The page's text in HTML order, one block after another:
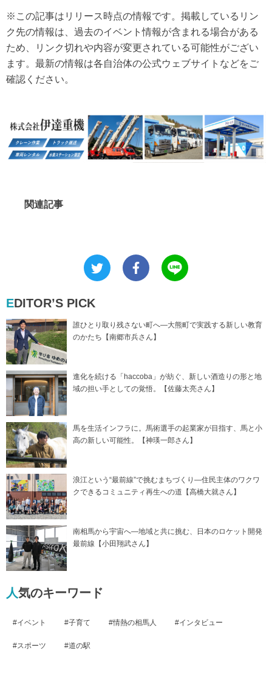
※この記事はリリース時点の情報です。掲載しているリン
ク先の情報は、過去のイベント情報が含まれる場合がある
ため、リンク切れや内容が変更されている可能性がござい
ます。最新の情報は各自治体の公式ウェブサイトなどをご
確認ください。
関連記事
EDITOR’S PICK
誰ひとり取り残さない町へ―大熊町で実践する新しい教育
のかたち【南郷市兵さん】
進化を続ける「haccoba」が紡ぐ、新しい酒造りの形と地
域の担い手としての覚悟。【佐藤太亮さん】
馬を生活インフラに。馬術選手の起業家が目指す、馬と小
高の新しい可能性。【神瑛一郎さん】
浪江という“最前線”で挑むまちづくり―住民主体のワクワ
クできるコミュニティ再生への道【高橋大就さん】
南相馬から宇宙へ―地域と共に挑む、日本のロケット開発
最前線【小田翔武さん】
人気のキーワード
イベント 子育て 情熱の相馬人 インタビュー
スポーツ 道の駅